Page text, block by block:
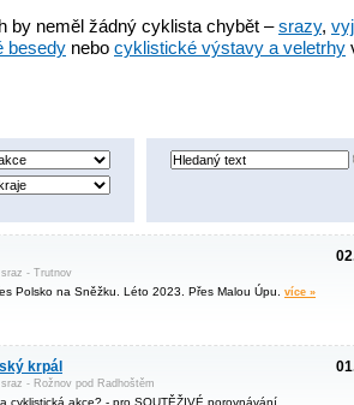
by neměl žádný cyklista chybět –srazy,
besedy nebo cyklistické výstavy a veletrhy
- Trutnov
Polsko na Sněžku. Léto 2023. Přes Malou Úpu. více »
krpál
- Rožnov pod Radhoštěm
cyklistická akce? - pro SOUTĚŽIVÉ porovnávání